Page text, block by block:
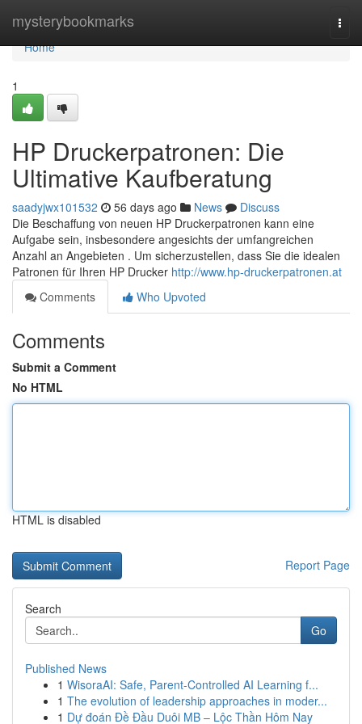
mysterybookmarks
Home
Home
1
HP Druckerpatronen: Die
Ultimative Kaufberatung
saadyjwx101532 56 days ago News
Discuss
Die Beschaffung von neuen HP Druckerpatronen kann eine
Aufgabe sein, insbesondere angesichts der umfangreichen
Anzahl an Angebieten . Um sicherzustellen, dass Sie die idealen
Patronen für Ihren HP Drucker http://www.hp-druckerpatronen.at
Comments
Who Upvoted
Comments
Submit a Comment
No HTML
HTML is disabled
Report Page
Search
Go
Published News
1 WisoraAI: Safe, Parent-Controlled AI Learning f...
1 The evolution of leadership approaches in moder...
1 Dự đoán Đề Đầu Duôi MB – Lộc Thần Hôm Nay